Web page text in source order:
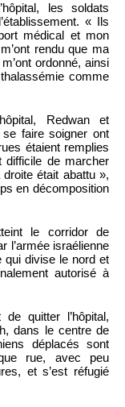
les soldats
« Ils
médical et mon
rendu que ma
ordonné, ainsi
comme
Redwan et
faire soigner ont
étaient remplies
de marcher
était abattu »,
en décomposition
le corridor de
l’armée israélienne
qui divise le nord et
autorisé à
quitter l’hôpital,
dans le centre de
déplacés sont
rue, avec peu
et s’est réfugié